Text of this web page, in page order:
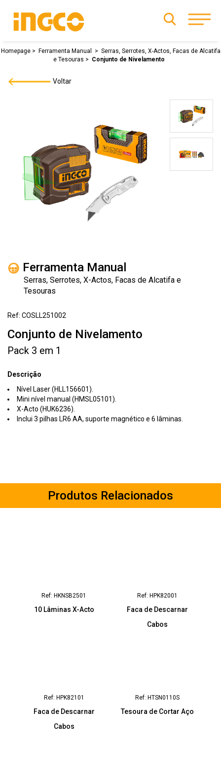
Homepage Ferramenta Manual
Serras, Serrotes, X-Actos, Facas de Alcatifa
e Tesouras
Conjunto de Nivelamento
Voltar
Ferramenta Manual
Serras, Serrotes, X-Actos, Facas de Alcatifa e
Tesouras
Ref: COSLL251002
Conjunto de Nivelamento
Pack 3 em 1
Descrição
Nível Laser (HLL156601).
Mini nível manual (HMSL05101).
X-Acto (HUK6236).
Inclui 3 pilhas LR6 AA, suporte magnético e 6 lâminas.
Produtos Relacionados
Ref: HKNSB2501
10 Lâminas X-Acto
Ref: HPK82001
Faca de Descarnar
Cabos
Ref: HPK82101
Faca de Descarnar
Cabos
Ref: HTSN0110S
Tesoura de Cortar Aço